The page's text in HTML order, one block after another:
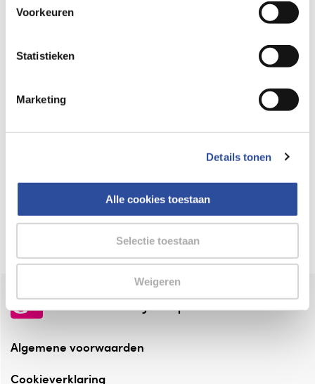
gegevensverwerking staat in de
Privacyverklaring
Voorkeuren
Statistieken
Marketing
Details tonen
Alle cookies toestaan
Selectie toestaan
Weigeren
Online aanbieder medicijnen
webshop mag verkopen.
⁠Verantwoorde zorg, ⁠ook online.
Altijd onze folder bij de hand
Check onze folders ⁠bij AlleFolders.
de vriendelijke specialist
Algemene voorwaarden
Cookieverklaring